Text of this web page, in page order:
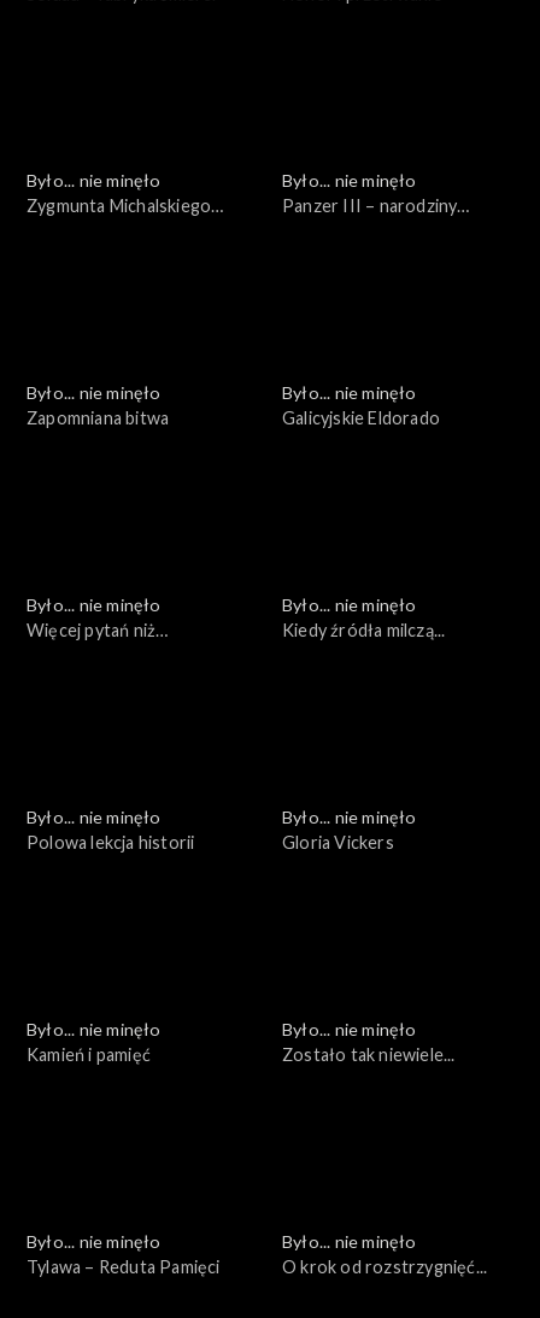
Było... nie minęło
Zygmunta Michalskiego
Było... nie minęło
Panzer III – narodziny
Było... nie minęło
Zapomniana bitwa
Było... nie minęło
Galicyjskie Eldorado
Było... nie minęło
Więcej pytań niż
Było... nie minęło
Kiedy źródła milczą...
Było... nie minęło
Polowa lekcja historii
Było... nie minęło
Gloria Vickers
Było... nie minęło
Kamień i pamięć
Było... nie minęło
Zostało tak niewiele...
Było... nie minęło
Tylawa – Reduta Pamięci
Było... nie minęło
O krok od rozstrzygnięć...